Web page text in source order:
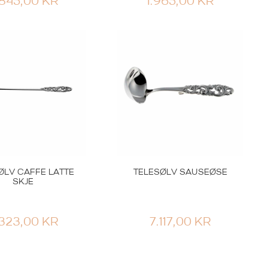
CAFFE LATTE
SKJE
KR
TELESØLV SAUSEØSE
7.117,00 KR